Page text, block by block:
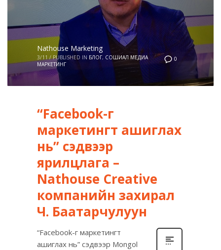
0
Nathouse Marketing
3/11 / PUBLISHED IN БЛОГ, СОШИАЛ МЕДИА
МАРКЕТИНГ
“Facebook-г
маркетингт ашиглах
нь” сэдвээр
ярилцлага –
Nathouse Creative
компанийн захирал
Ч. Баатарчулуун
“Facebook-г маркетингт
ашиглах нь” сэдвээр Mongol